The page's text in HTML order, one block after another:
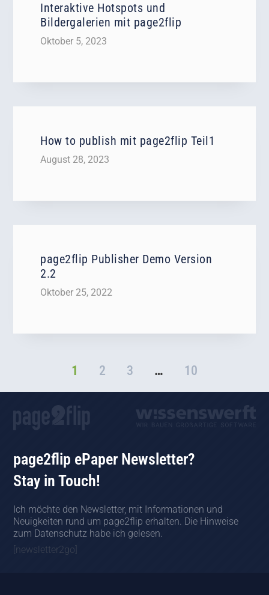
Interaktive Hotspots und
Bildergalerien mit page2flip
Oktober 5, 2023
How to publish mit page2flip Teil1
August 28, 2023
page2flip Publisher Demo Version
2.2
Oktober 25, 2022
1 2 3 … 10
page2flip ePaper Newsletter?
Stay in Touch!
Ich möchte den Newsletter, mit Informationen und
Neuigkeiten rund um page2flip erhalten. Die Hinweise
zum Datenschutz habe ich gelesen.
[newsletter2go]